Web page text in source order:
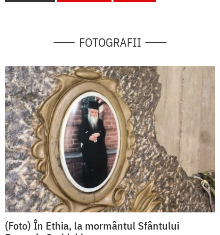
FOTOGRAFII
(Foto) În Ethia, la mormântul Sfântului